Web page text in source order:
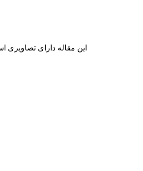
این مقاله دارای تصاویری